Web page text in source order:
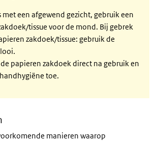
met een afgewend gezicht, gebruik een
tissue voor de mond. Bij gebrek
zakdoek/tissue: gebruik de
papieren zakdoek direct na gebruik en
toe.
manieren waarop